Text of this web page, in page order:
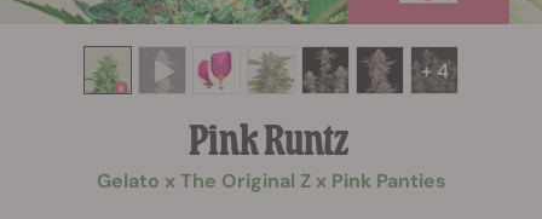
+ 4
Pink Runtz
Gelato x The Original Z x Pink Panties